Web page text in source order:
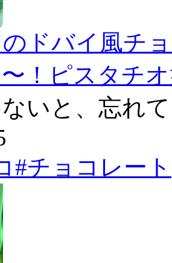
ドバイ風チ
！ピスタチ
いと、忘れ
#チョコレート